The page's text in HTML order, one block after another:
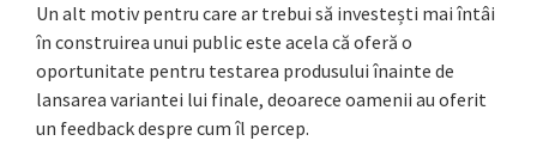
Un alt motiv pentru care ar trebui să investești mai întâi
în construirea unui public este acela că oferă o
oportunitate pentru testarea produsului înainte de
lansarea variantei lui finale, deoarece oamenii au oferit
un feedback despre cum îl percep.